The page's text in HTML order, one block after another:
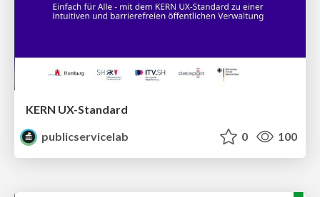
KERN UX-Standard
publicservicelab
0 100